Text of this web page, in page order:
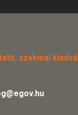
szakmai